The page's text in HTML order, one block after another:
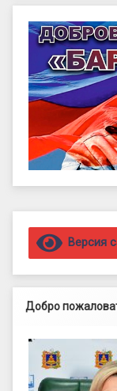
Правый
Версия
Добро